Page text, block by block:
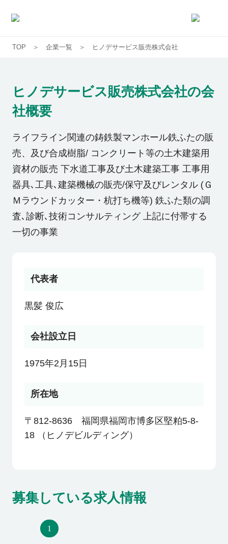
求人一覧
企業一覧
コラム
初めての方へ
コンサルタント紹介
TOP 企業一覧 ヒノデサービス販売株式会社
ヒノデサービス販売株式会社の会
社概要
ライフライン関連の鋳鉄製マンホール鉄ふたの販
売、及び合成樹脂/ コンクリート等の土木建築用
資材の販売 下水道工事及び土木建築工事 工事用
器具､工具､建築機械の販売/保守及びレンタル (Ｇ
Ｍラウンドカッター・杭打ち機等) 鉄ふた類の調
査､診断､技術コンサルティング 上記に付帯する
一切の事業
代表者
黒髪 俊広
会社設立日
1975年2月15日
所在地
〒812-8636 福岡県福岡市博多区堅粕5-8-
18 （ヒノデビルディング）
募集している求人情報
1